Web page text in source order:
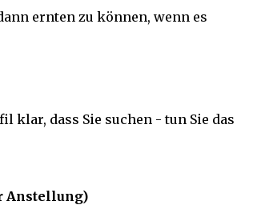
ernten zu können, wenn es
klar, dass Sie suchen - tun Sie das
Anstellung)